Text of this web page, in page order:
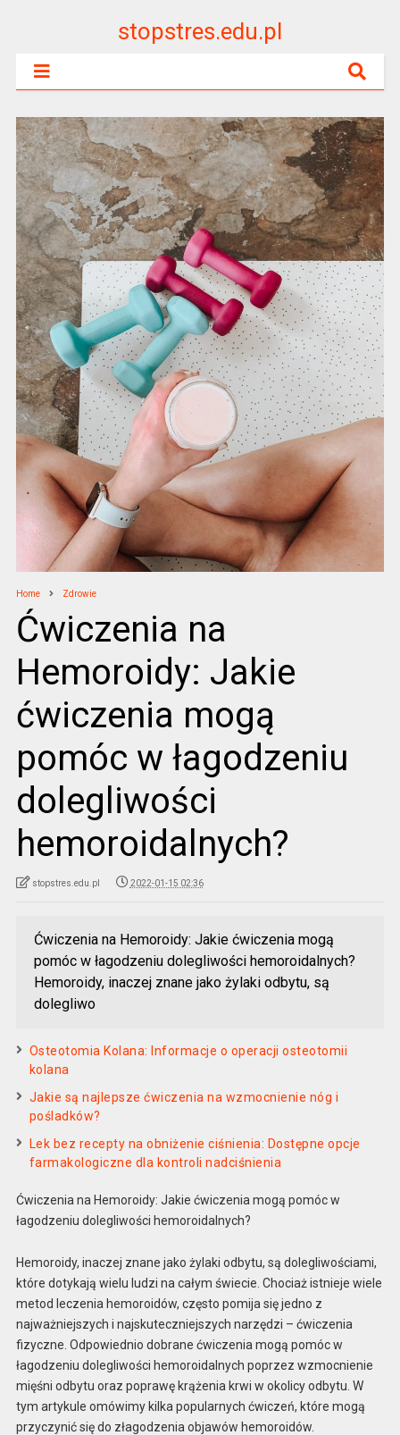
stopstres.edu.pl
Home Zdrowie
Ćwiczenia na
Hemoroidy: Jakie
ćwiczenia mogą
pomóc w łagodzeniu
dolegliwości
hemoroidalnych?
stopstres.edu.pl 2022-01-15 02:36
Ćwiczenia na Hemoroidy: Jakie ćwiczenia mogą
pomóc w łagodzeniu dolegliwości hemoroidalnych?
Hemoroidy, inaczej znane jako żylaki odbytu, są
dolegliwo
Osteotomia Kolana: Informacje o operacji osteotomii
kolana
Jakie są najlepsze ćwiczenia na wzmocnienie nóg i
pośladków?
Lek bez recepty na obniżenie ciśnienia: Dostępne opcje
farmakologiczne dla kontroli nadciśnienia
Ćwiczenia na Hemoroidy: Jakie ćwiczenia mogą pomóc w
łagodzeniu dolegliwości hemoroidalnych?
Hemoroidy, inaczej znane jako żylaki odbytu, są dolegliwościami,
które dotykają wielu ludzi na całym świecie. Chociaż istnieje wiele
metod leczenia hemoroidów, często pomija się jedno z
najważniejszych i najskuteczniejszych narzędzi – ćwiczenia
fizyczne. Odpowiednio dobrane ćwiczenia mogą pomóc w
łagodzeniu dolegliwości hemoroidalnych poprzez wzmocnienie
mięśni odbytu oraz poprawę krążenia krwi w okolicy odbytu. W
tym artykule omówimy kilka popularnych ćwiczeń, które mogą
przyczynić się do złagodzenia objawów hemoroidów.